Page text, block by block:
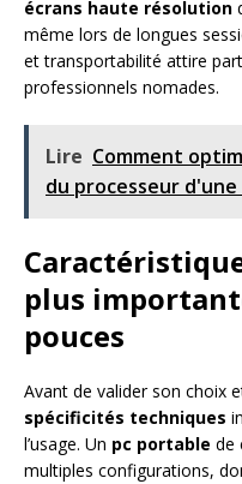
écrans haute résolution
même lors de longues
et transportabilité attire
professionnels nomades.
Lire Comment
du processeur
plus
pouces
Avant de valider son choix
spécificités techniques
l’usage. Un pc portable de
multiples configurations,